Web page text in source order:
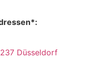
Düsseldorf